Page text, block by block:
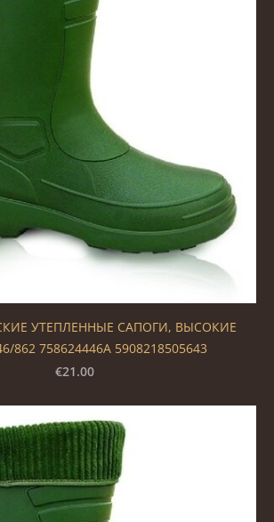
УТЕПЛЕННЫЕ САПОГИ, ВЫСОКИЕ
862 758624446A 5908218505643
€21.00